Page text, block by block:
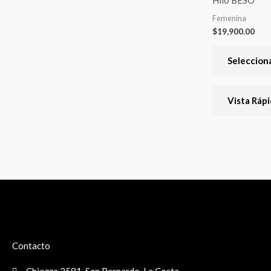
Femenina
$19,900.00
Vista
Contacto